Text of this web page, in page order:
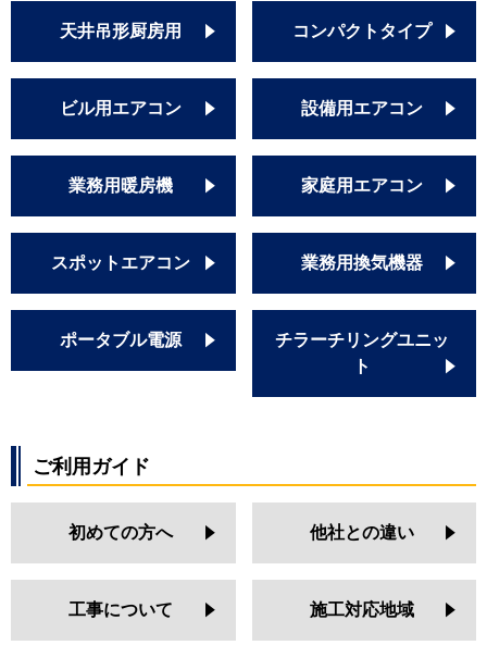
天井吊形厨房用 コンパクトタイプ
ビル用エアコン 設備用エアコン
業務用暖房機 家庭用エアコン
スポットエアコン 業務用換気機器
ポータブル電源
チラーチリングユニッ
ト
ご利用ガイド
初めての方へ 他社との違い
工事について 施工対応地域